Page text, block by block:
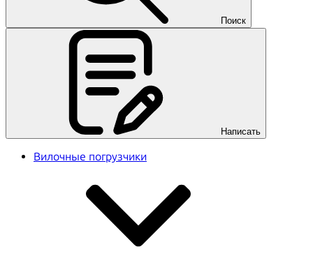
Поиск
Написать
Вилочные погрузчики